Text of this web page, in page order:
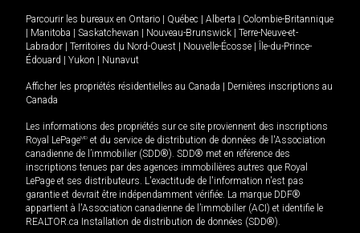
Parcourir les bureaux en Ontario Québec Alberta
Colombie-Britannique
Manitoba Saskatchewan Nouveau-Brunswick
Terre-Neuve-et-
Labrador
Territoires du Nord-Ouest Nouvelle-Écosse
Île-du-Prince-
Édouard
Yukon Nunavut
Afficher les propriétés résidentielles au Canada
Dernières inscriptions au
Canada
Les informations des propriétés sur ce site proviennent des inscriptions
Royal LePageMD et du service de distribution de données de l'Association
canadienne de l’immobilier (SDD®). SDD® met en référence des
inscriptions tenues par des agences immobilières autres que Royal
LePage et ses distributeurs. L'exactitude de l'information n'est pas
garantie et devrait être indépendamment vérifiée. La marque DDF®
appartient à l'Association canadienne de l’immobilier (ACI) et identifie le
REALTOR.ca Installation de distribution de données (SDD®).